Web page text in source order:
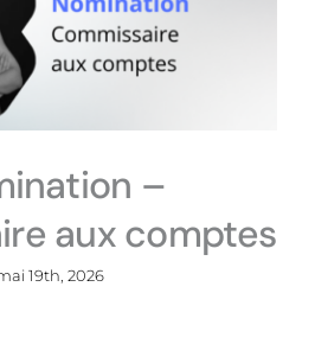
–
aux comptes
19th, 2026